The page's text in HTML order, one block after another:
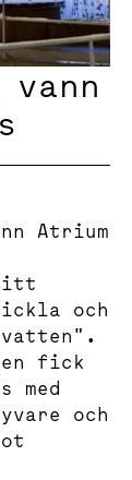
Atrium
och
fick
med
och